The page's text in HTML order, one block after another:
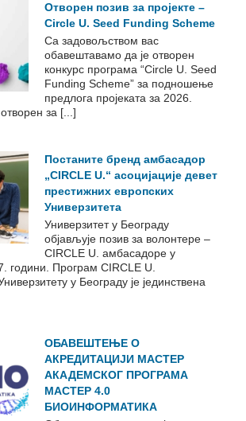
Отворен позив за пројекте –
Circle U. Seed Funding Scheme
Са задовољством вас
обавештавамо да је отворен
конкурс програма “Circle U. Seed
Funding Scheme” за подношење
предлога пројеката за 2026.
за [...]
Постаните бренд амбасадор
„CIRCLE U.“ асоцијације девет
престижних европских
Универзитета
Универзитет у Београду
објављује позив за волонтере –
CIRCLE U. амбасадоре у
години. Програм CIRCLE U.
у Београду је јединствена
ОБАВЕШТЕЊЕ О
АКРЕДИТАЦИЈИ МАСТЕР
АКАДЕМСКОГ ПРОГРАМА
МАСТЕР 4.0
БИОИНФОРМАТИКА